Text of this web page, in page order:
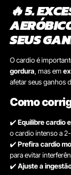
🔥 5.
SEUS
O cardio é
gordura, mas em
afetar seus ganhos
Como
✔️Equilibre cardio
o cardio intenso a
✔️Prefira cardio
para evitar
✔️Ajuste a